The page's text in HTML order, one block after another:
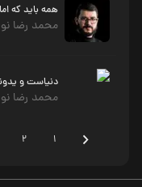
همه باید که
محمد رضا
دنیاست و
محمد رضا
1
2